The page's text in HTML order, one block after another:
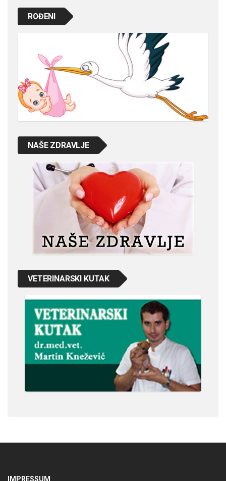
ROĐENI
NAŠE ZDRAVLJE
VETERINARSKI KUTAK
IMPRESSUM